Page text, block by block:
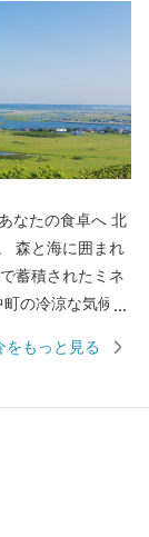
なたの食卓へ 北
蓄積されたミネ
の冷涼な気候は
す。 そんな「酪
布は全国でも有
をもっと見る